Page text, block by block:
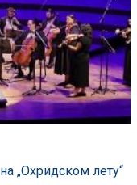
„Охридском лету“